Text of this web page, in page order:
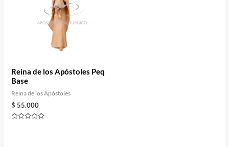
Reina de los Apóstoles Peq
Base
Reina de los Apóstoles
$ 55.000